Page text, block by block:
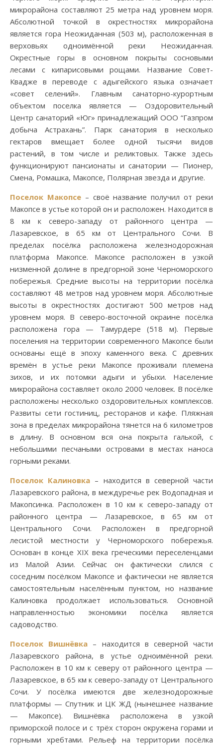
микрорайона составляют 25 метра над уровнем моря.
Абсолютной точкой в окрестностях микрорайона
является гора Неожиданная (503 м), расположенная в
верховьях одноимённой реки Неожиданная.
Окрестные горы в основном покрыты сосновыми
лесами с кипарисовыми рощами. Название Совет-
Квадже в переводе с адыгейского языка означает
«совет селений». Главным санаторно-курортным
объектом поселка является — Оздоровительный
Центр санаторий «Юг» принадлежащий ООО “Газпром
добыча Астрахань”. Парк санатория в несколько
гектаров вмещает более одной тысячи видов
растений, в том числе и реликтовых. Также здесь
функционируют пансионаты и санатории — Пионер,
Смена, Ромашка, Макопсе, Полярная звезда и другие.
Поселок Макопсе– своё название получил от реки
Макопсе в устье которой он и расположен. Находится в
8 км к северо-западу от районного центра —
Лазаревское, в 65 км от Центрального Сочи. В
пределах посёлка расположена железнодорожная
платформа Макопсе. Макопсе расположен в узкой
низменной долине в предгорной зоне Черноморского
побережья. Средние высоты на территории посёлка
составляют 48 метров над уровнем моря. Абсолютные
высоты в окрестностях достигают 500 метров над
уровнем моря. В северо-восточной окраине посёлка
расположена гора — Тамурдере (518 м). Первые
поселения на территории современного Макопсе были
основаны ещё в эпоху каменного века. С древних
времён в устье реки Макопсе проживали племена
зихов, и их потомки адыги и убыхи. Население
микрорайона составляет около 2000 человек. В посёлке
расположены несколько оздоровительных комплексов.
Развиты сети гостиниц, ресторанов и кафе. Пляжная
зона в пределах микрорайона тянется на 6 километров
в длину. В основном вся она покрыта галькой, с
небольшими песчаными островами в местах наноса
горными реками.
Поселок Калиновка – находится в северной части
Лазаревского района, в междуречье рек Водопадная и
Макопсинка. Расположен в 10 км к северо-западу от
районного центра — Лазаревское, в 65 км от
Центрального Сочи. Расположен в предгорной
лесистой местности у Черноморского побережья.
Основан в конце XIX века греческими переселенцами
из Малой Азии. Сейчас он фактически слился с
соседним посёлком Макопсе и фактически не является
самостоятельным населённым пунктом, но название
Калиновка продолжает использоваться. Основной
направленностью экономики посёлка является
садоводство.
Поселок Вишнёвка – находится в северной части
Лазаревского района, в устье одноимённой реки.
Расположен в 10 км к северу от районного центра —
Лазаревское, в 65 км к северо-западу от Центрального
Сочи. У посёлка имеются две железнодорожные
платформы — Спутник и ЦК ЖД (нынешнее название
— Макопсе). Вишнёвка расположена в узкой
приморской полосе и с трёх сторон окружена горами и
горными хребтами. Рельеф на территории посёлка